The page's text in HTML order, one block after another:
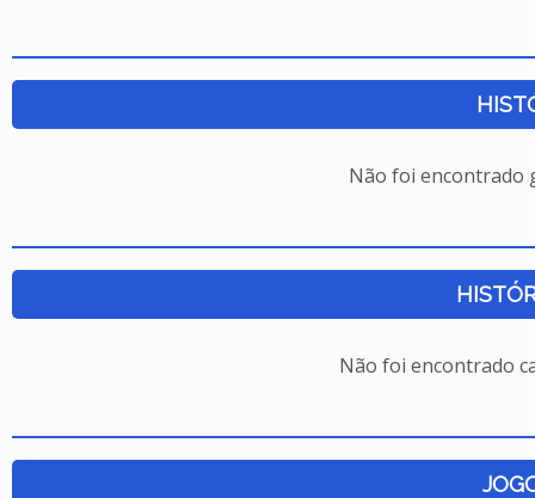
Não foi encontrado
Não foi encontrado